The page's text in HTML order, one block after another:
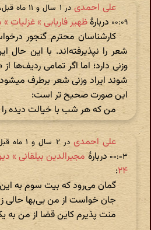
علی احمدی
۰۰:۰۹ دربارهٔظهیر فاریابی » غزلیات »
کارشناسان محترم گنجور
شعر را نپذیرفته‌اند. با این حال
وزنی دارد؛ اما اگر تمامی
شوند ایراد وزنی شعر برطرف
این صورت صحیح تر است:
من که هر شب با خیالت دیده
علی احمدی
۰۰:۰۳ دربارهٔمجیرالدین بیلقانی »
۲۴:
گمان می‌رود که بیت سوم به
جان خواست از من بی‌بها حالی
منت پذیرم کاین قضا از من به